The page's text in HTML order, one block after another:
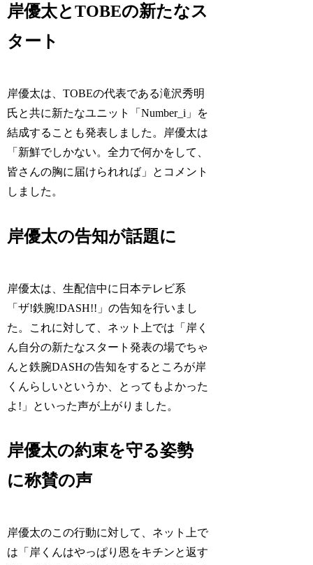
岸優太とTOBEの新たなス
タート
岸優太は、TOBEの代表である滝沢秀明
氏と共に新たなユニット「Number_i」を
結成することも発表しました。岸優太は
「新鮮でしかない。全力で何かをして、
皆さんの胸に届けられれば」とコメント
しました。
岸優太の告知が話題に
岸優太は、生配信中に日本テレビ系
「ザ!鉄腕!DASH!!」の告知を行いまし
た。これに対して、ネット上では「岸く
ん自分の新たなスタート発表の場でちゃ
んと鉄腕DASHの告知をするところが岸
くんらしいというか、とってもよかった
よ!」といった声が上がりました。
岸優太の約束を守る姿勢
に称賛の声
岸優太のこの行動に対して、ネット上で
は「岸くんはやっぱり恩をキチンと返す